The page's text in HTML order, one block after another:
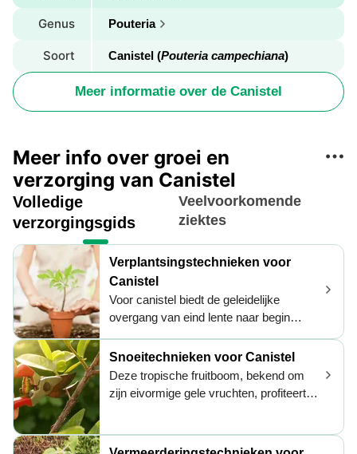
Genus Pouteria
Soort Canistel (Pouteria campechiana)
Meer informatie over de Canistel
Meer info over groei en
verzorging van Canistel
Volledige
verzorgingsgids
Veelvoorkomende
ziektes
Verplantsingstechnieken voor
Canistel
Voor canistel biedt de geleidelijke
overgang van eind lente naar begin
waarbij optimaal warmte en verminderde
transplantatieschok worden benut. Kies
zonnige, goed doorlatende plekken en
zachte behandeling vergroot je het
Snoeitechnieken voor Canistel
Deze tropische fruitboom, bekend om
zijn eivormige gele vruchten, profiteert
snoeitijd is in het voorjaar, na de laatste